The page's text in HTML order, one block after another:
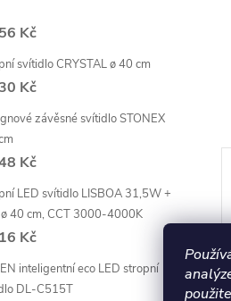
Kč
svítidlo CRYSTAL ø 40 cm
Kč
závěsné svítidlo STONEX
Kč
LED svítidlo LISBOA 31,5W +
40 cm, CCT 3000-4000K
Kč
inteligentní eco LED stropní
DL-C515T